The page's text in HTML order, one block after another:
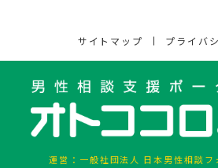
サイトマップ プライバ
運営： 一般社団法人 日本男性相談フ